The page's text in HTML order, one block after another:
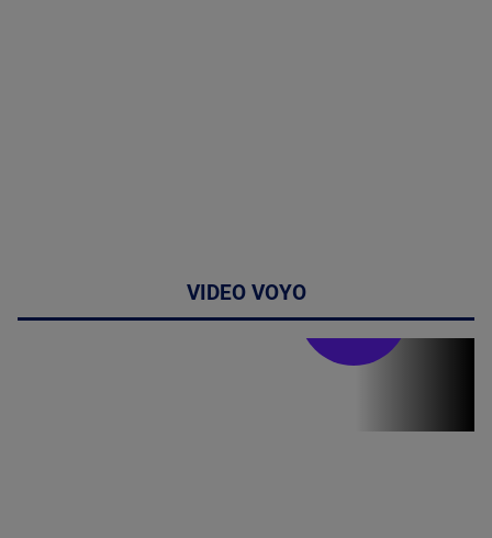
VIDEO VOYO